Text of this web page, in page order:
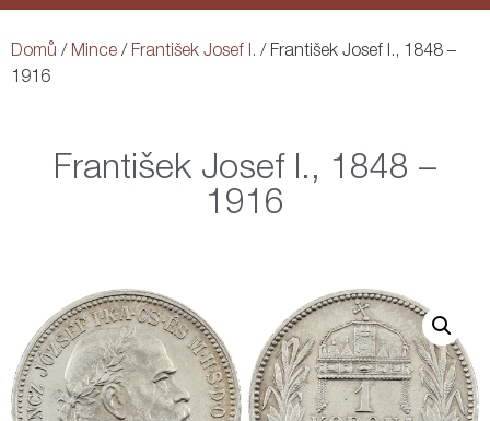
Domů / Mince / František Josef I. / František Josef I., 1848 –
1916
František Josef I., 1848 –
1916